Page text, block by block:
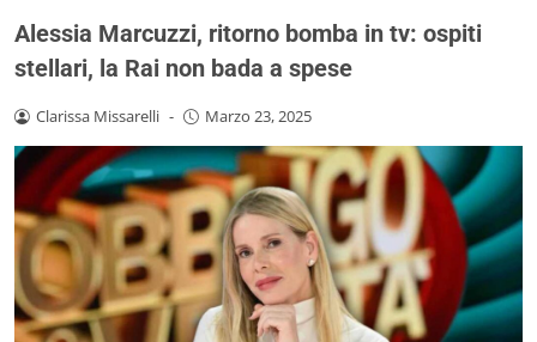
Alessia Marcuzzi, ritorno bomba in tv: ospiti
stellari, la Rai non bada a spese
Clarissa Missarelli - Marzo 23, 2025